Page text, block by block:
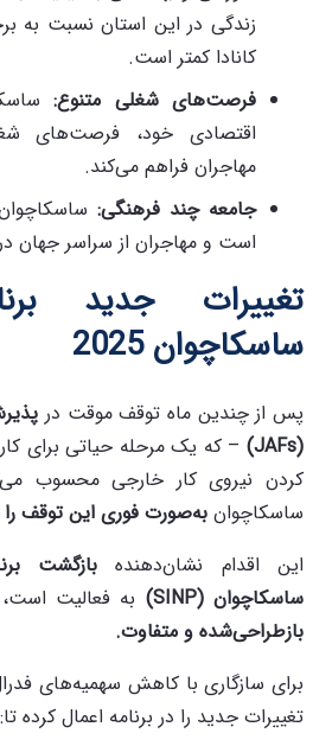
زندگی در این استان نسبت به
کانادا کمتر است.
فرصت‌های شغلی متنوع:
اقتصادی خود، فرصت‌های
مهاجران فراهم می‌کند.
جامعه چند فرهنگی:
است و مهاجران از سراسر جهان
تغییرات جدید
ساسکاچوان 2025
پس از چندین ماه توقف موقت در
(JAFs)
– که یک مرحله حیاتی برای
کردن نیروی کار خارجی محسوب
ساسکاچوان به‌صورت فوری این توقف
این اقدام نشان‌دهنده بازگشت
ساسکاچوان (SINP) به فعالیت
بازطراحی‌شده و متفاوت.
برای سازگاری با کاهش سهمیه‌های
تغییرات جدید را در برنامه اعمال کرده تا: